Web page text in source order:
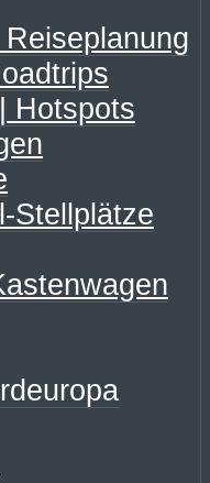
Hotspots
Stellplätze